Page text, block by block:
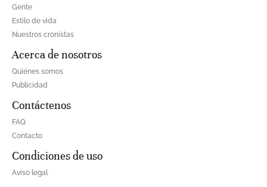
Gente
Estilo de vida
Nuestros cronistas
Acerca de nosotros
Quiénes somos
Publicidad
Contáctenos
FAQ
Contacto
Condiciones de uso
Aviso legal